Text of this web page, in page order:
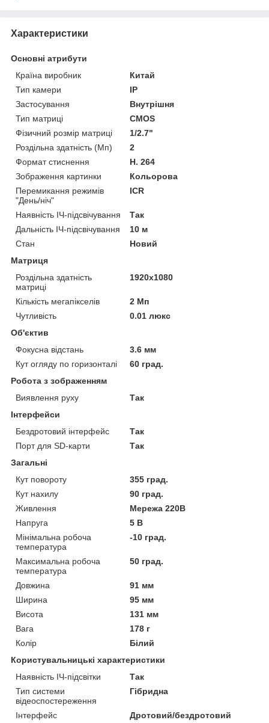
Характеристики
Основні атрибути
Країна виробник
Китай
Тип камери
IP
Застосування
Внутрішня
Тип матриці
CMOS
Фізичний розмір матриці
1/2.7"
Роздільна здатність (Мп)
2
Формат стиснення
H. 264
Зображення картинки
Кольорова
Перемикання режимів
"День/ніч"
ICR
Наявність ІЧ-підсвічування
Так
Дальність ІЧ-підсвічування
10 м
Стан
Новий
Матриця
Роздільна здатність
матриці
1920x1080
Кількість мегапікселів
2 Мп
Чутливість
0.01 люкс
Об'єктив
Фокусна відстань
3.6 мм
Кут огляду по горизонталі
60 град.
Робота з зображенням
Виявлення руху
Так
Інтерфейси
Бездротовий інтерфейс
Так
Порт для SD-карти
Так
Загальні
Кут повороту
355 град.
Кут нахилу
90 град.
Живлення
Мережа 220В
Напруга
5 В
Мінімальна робоча
температура
-10 град.
Максимальна робоча
температура
50 град.
Довжина
91 мм
Ширина
95 мм
Висота
131 мм
Вага
178 г
Колір
Білий
Користувальницькі характеристики
Наявність ІЧ-підсвітки
Так
Тип системи
відеоспостереження
Гібридна
Інтерфейс
Дротовий/бездротовий